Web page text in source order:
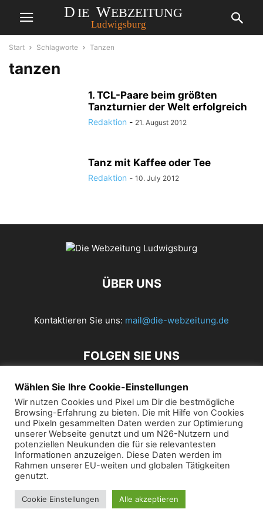
Start Schlagworte Tanzen
tanzen
1. TCL-Paare beim größten
Tanzturnier der Welt erfolgreich
Redaktion - 21. August 2012
Tanz mit Kaffee oder Tee
Redaktion - 10. July 2012
ÜBER UNS
Kontaktieren Sie uns: mail@die-webzeitung.de
FOLGEN SIE UNS
© 2019 Die Webzeitung
Wählen Sie Ihre Cookie-Einstellungen
Wir nutzen Cookies und Pixel um Dir die bestmögliche
Browsing-Erfahrung zu bieten. Die mit Hilfe von Cookies
und Pixeln gesammelten Daten werden zur Optimierung
unserer Webseite genutzt und um N26-Nutzern und
potenziellen Neukunden die für sie relevantesten
Informationen anzuzeigen. Diese Daten werden im
Rahmen unserer EU-weiten und globalen Tätigkeiten
genutzt.
Cookie Einstellungen Alle akzeptieren